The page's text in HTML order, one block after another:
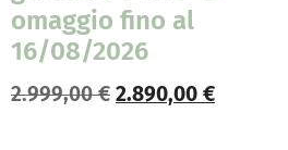
omaggio fino al
16/08/2026
2.999,00€ 2.890,00 €